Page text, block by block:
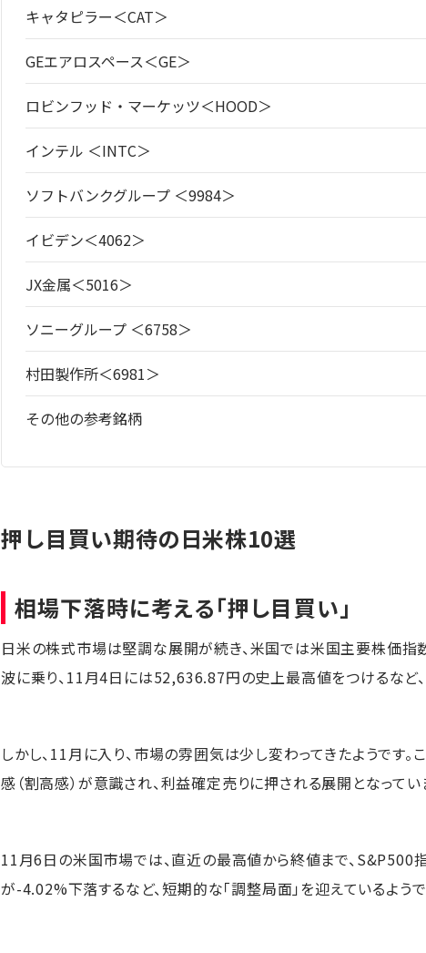
キャタピラー＜CAT＞
GEエアロスペース＜GE＞
ロビンフッド・マーケッツ＜HOOD＞
インテル ＜INTC＞
ソフトバンクグループ ＜9984＞
イビデン＜4062＞
JX金属＜5016＞
ソニーグループ ＜6758＞
村田製作所＜6981＞
その他の参考銘柄
押し目買い期待の日米株10選
相場下落時に考える「押し目買い」
日米の株式市場は堅調な展開が続き、米国では米国主要株価指
波に乗り、11月4日には52,636.87円の史上最高値をつけるなど、
しかし、11月に入り、市場の雰囲気は少し変わってきたようです
感（割高感）が意識され、利益確定売りに押される展開となってい
11月6日の米国市場では、直近の最高値から終値まで、
が-4.02%下落するなど、短期的な「調整局面」を迎えているようで